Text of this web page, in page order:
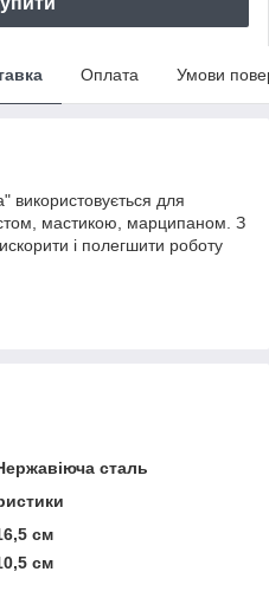
Оплата Умови
використовується для
мастикою, марципаном. З
і полегшити роботу
сталь
см
см